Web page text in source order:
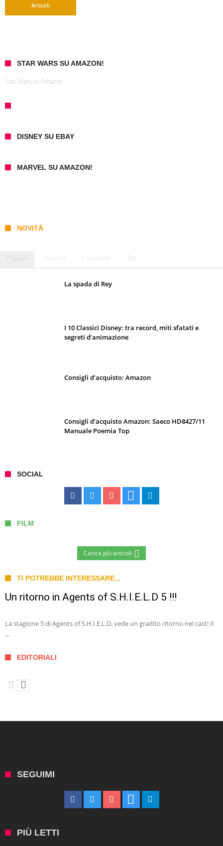
Articoli
STAR WARS SU AMAZON!
Star Wars su Amazon
DISNEY SU EBAY
MARVEL SU AMAZON!
NOVITÀ
Popolari Recenti Commenti Tag
La spada di Rey
I 10 Classici Disney: tra record, miti sfatati e
segreti d’animazione
Consigli d’acquisto: Amazon
Consigli d’acquisto Amazon: Saeco HD8427/11
Manuale Poemia Top
SOCIAL
FILM
Carica più articoli
TI POTREBBE INTERESSARE...
Un ritorno in Agents of S.H.I.E.L.D 5 !!!
La stagione 5 di Agents of S.H.I.E.L.D. vede un gradito ritorno nel cast! Il
…
EDITORIALI
SEGUIMI
PIÙ LETTI